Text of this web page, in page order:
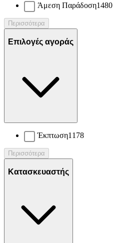
Άμεση Παράδοση1480
Περισσότερα
Επιλογές αγοράς
Έκπτωση1178
Περισσότερα
Κατασκευαστής